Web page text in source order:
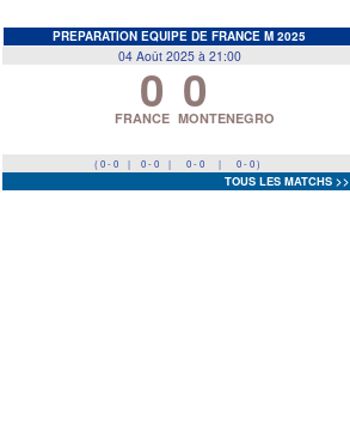
PREPARATION EQUIPE DE FRANCE M 2025
04 Août 2025 à 21:00
0
FRANCE 0
MONTENEGRO
( 0 - 0 | 0 - 0 | 0 - 0 | 0 - 0 )
TOUS LES MATCHS >>